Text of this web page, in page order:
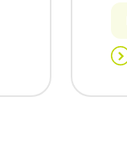
: